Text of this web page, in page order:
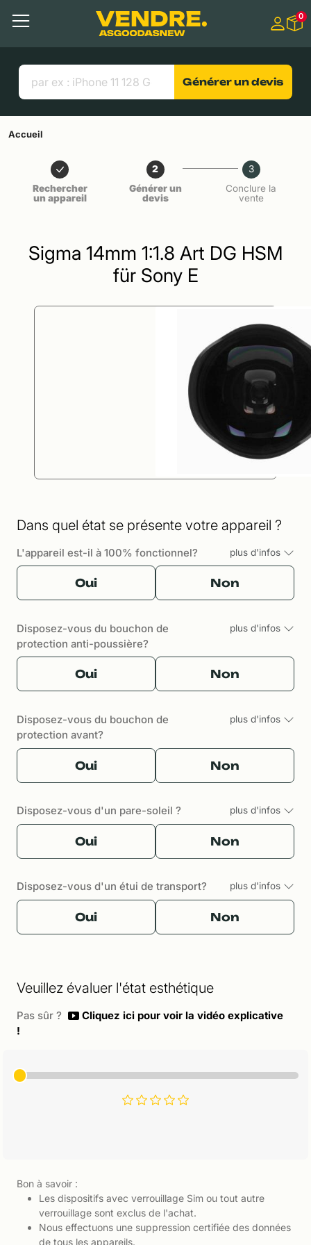
Contenu principal
Menu
Liens utiles
0
Générer un devis
Accueil
Rechercher
un appareil
2
Générer un
devis
3
Conclure la
vente
Sigma 14mm 1:1.8 Art DG HSM
für Sony E
Dans quel état se présente votre appareil ?
L'appareil est-il à 100% fonctionnel? plus d'infos
Oui Non
Disposez-vous du bouchon de
protection anti-poussière?
plus d'infos
Oui Non
Disposez-vous du bouchon de
protection avant?
plus d'infos
Oui Non
Disposez-vous d'un pare-soleil ? plus d'infos
Oui Non
Disposez-vous d'un étui de transport? plus d'infos
Oui Non
Veuillez évaluer l'état esthétique
Pas sûr ?
Cliquez ici pour voir la vidéo explicative
!
Bon à savoir :
Les dispositifs avec verrouillage Sim ou tout autre
verrouillage sont exclus de l'achat.
Nous effectuons une suppression certifiée des données
de tous les appareils.